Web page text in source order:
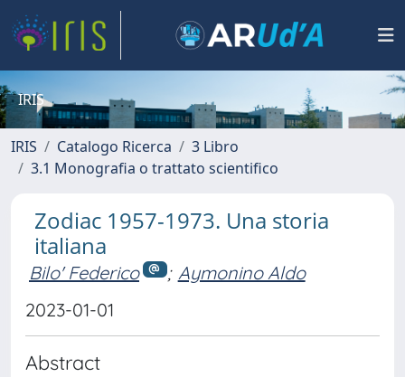
IRIS
IRIS Catalogo Ricerca
3 Libro
3.1 Monografia o trattato scientifico
Zodiac 1957-1973. Una storia
italiana
Bilo' Federico ; Aymonino Aldo
2023-01-01
Abstract